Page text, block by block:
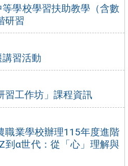
等學校學習扶助教學（含數
研習
習活動
習工作坊」課程資訊
職業學校辦理115年度進階
到α世代：從「心」理解與